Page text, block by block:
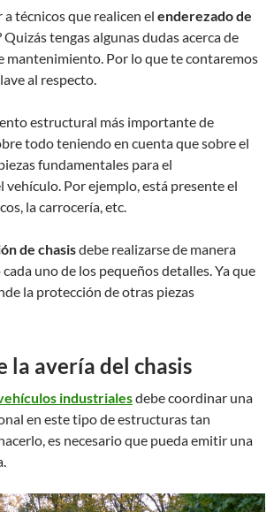
a técnicos que realicen el enderezado de
Quizás tengas algunas dudas acerca de
mantenimiento. Por lo que te contaremos
al respecto.
estructural más importante de
todo teniendo en cuenta que sobre el
fundamentales para el
Por ejemplo, está presente el
la carrocería, etc.
de chasisdebe realizarse de manera
uno de los pequeños detalles. Ya que
la protección de otras piezas
la avería del chasis
industrialesdebe coordinar una
en este tipo de estructuras tan
es necesario que pueda emitir una